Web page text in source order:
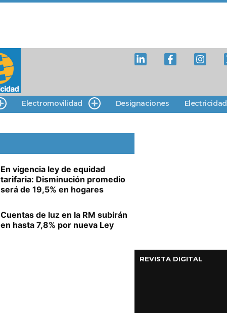
Electromovilidad Designaciones Electricidad
En vigencia ley de equidad
tarifaria: Disminución promedio
será de 19,5% en hogares
Cuentas de luz en la RM subirán
en hasta 7,8% por nueva Ley
REVISTA DIGITAL